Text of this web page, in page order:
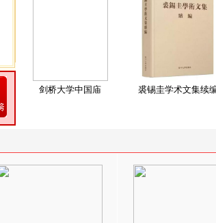
剑桥大学中国庙 裘锡圭学术文集续